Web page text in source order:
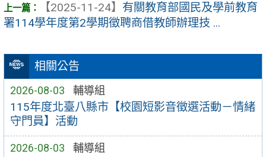
相關公告
2026-08-03 輔導組
115年度北臺八縣市【校園短影音徵選活動－情緒
守門員】活動
2026-08-03 輔導組
【2025-11-24】 有關教育部國民及學前教育
署114學年度第2學期徵聘商借教師辦理技 ...